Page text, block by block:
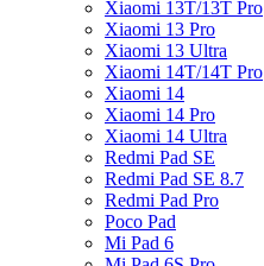
Xiaomi 13T/13T Pro
Xiaomi 13 Pro
Xiaomi 13 Ultra
Xiaomi 14T/14T Pro
Xiaomi 14
Xiaomi 14 Pro
Xiaomi 14 Ultra
Redmi Pad SE
Redmi Pad SE 8.7
Redmi Pad Pro
Poco Pad
Mi Pad 6